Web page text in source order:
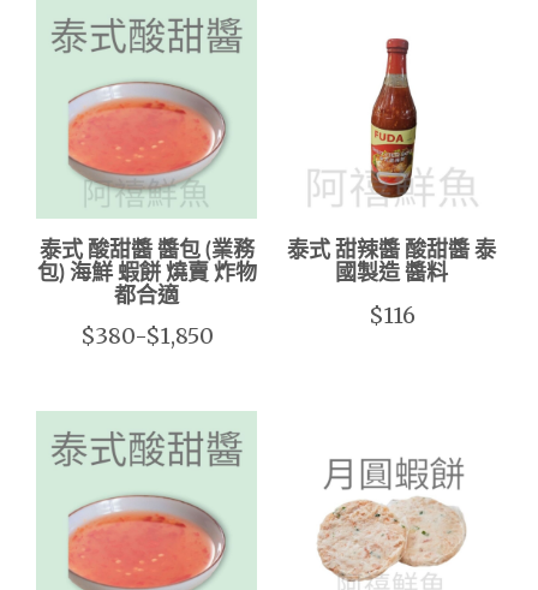
泰式 酸甜醬 醬包 (業務
包) 海鮮 蝦餅 燒賣 炸物
都合適
$380-$1,850
泰式 甜辣醬 酸甜醬 泰
國製造 醬料
$116